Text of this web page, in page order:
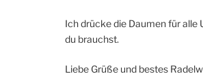
Ich drücke die Daumen für alle
du brauchst.
Liebe Grüße und bestes